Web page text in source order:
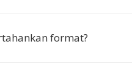
format?